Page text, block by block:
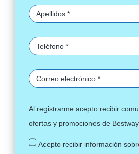
Al registrarme acepto recibir
ofertas y promociones de
Acepto recibir información